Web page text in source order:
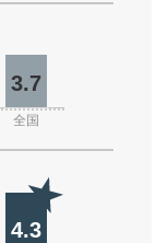
3.7
全国
4.3